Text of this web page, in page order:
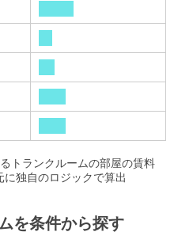
トランクルームの部屋の賃料
に独自のロジックで算出
を条件から探す